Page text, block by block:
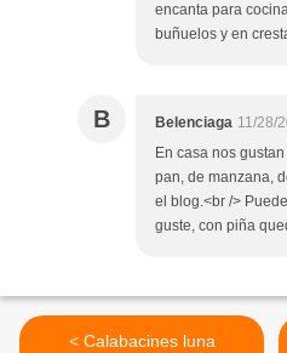
encanta para
buñuelos y en
B Belenciaga 11/28/
En casa nos
pan, de manzana,
el blog.<br />
guste, con piña
< Calabacines luna